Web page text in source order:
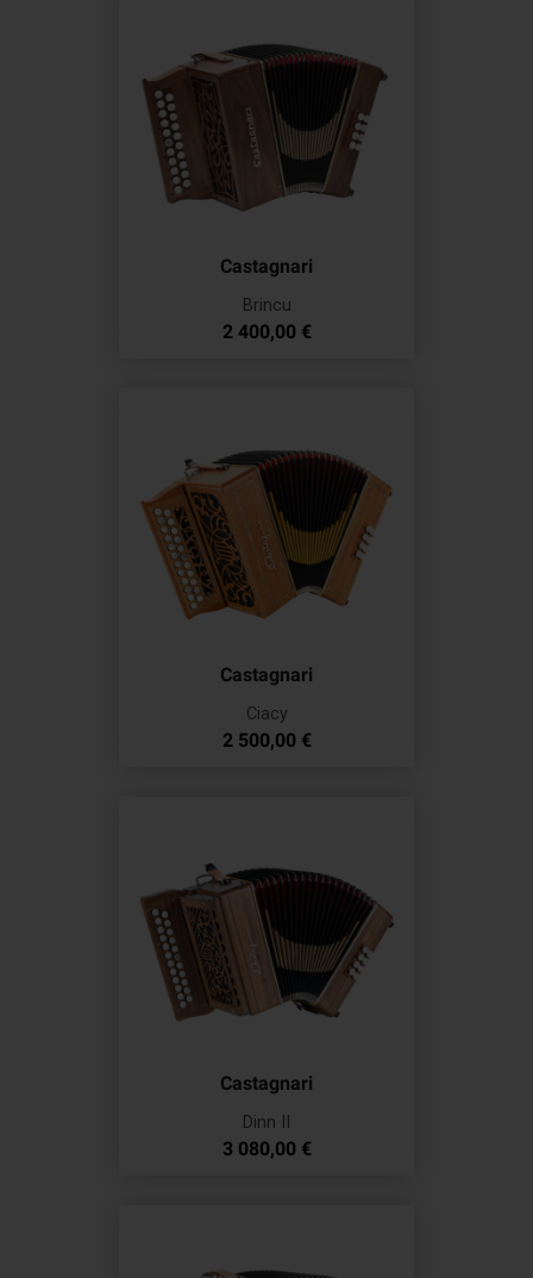
Castagnari
Brincu
Prix
2 400,00 €
Castagnari
Ciacy
Prix
2 500,00 €
Castagnari
Dinn II
Prix
3 080,00 €